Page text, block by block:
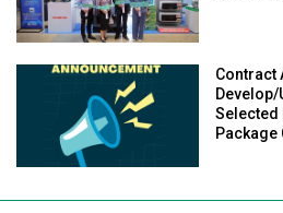
Contract
Selected
Package